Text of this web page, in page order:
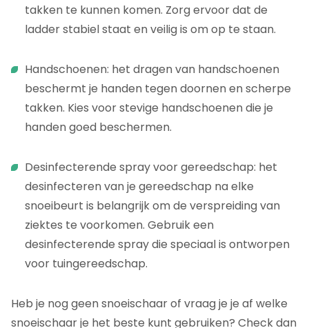
takken te kunnen komen. Zorg ervoor dat de
ladder stabiel staat en veilig is om op te staan.
Handschoenen: het dragen van handschoenen
beschermt je handen tegen doornen en scherpe
takken. Kies voor stevige handschoenen die je
handen goed beschermen.
Desinfecterende spray voor gereedschap: het
desinfecteren van je gereedschap na elke
snoeibeurt is belangrijk om de verspreiding van
ziektes te voorkomen. Gebruik een
desinfecterende spray die speciaal is ontworpen
voor tuingereedschap.
Heb je nog geen snoeischaar of vraag je je af welke
snoeischaar je het beste kunt gebruiken? Check dan